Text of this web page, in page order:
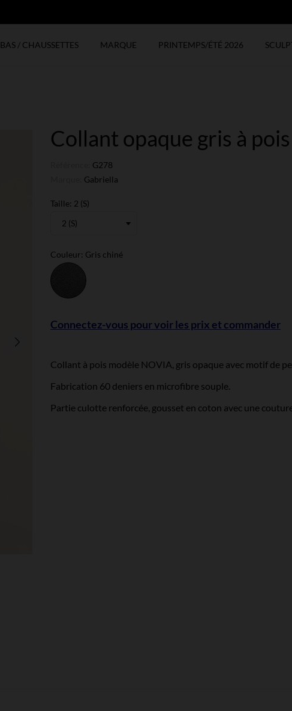
BAS / CHAUSSETTES MARQUE PRINTEMPS/ÉTÉ 2026
Collant opaque gris à
G278
Gabriella
Taille: 2 (S)
Couleur: Gris chiné
chiné
Connectez-vous pour voir les prix et commander
Collant à pois modèle NOVIA, gris opaque avec motif de
Fabrication 60 deniers en microfibre souple.
Partie culotte renforcée, gousset en coton avec une